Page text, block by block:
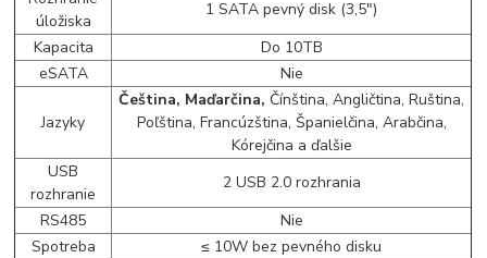
úložiska
1 SATA pevný disk (3,5")
Kapacita
Do 10TB
eSATA
Nie
Jazyky
Čeština, Maďarčina, Čínština, Angličtina, Ruština,
Poľština, Francúzština, Španielčina, Arabčina,
Kórejčina a ďalšie
USB
rozhranie
2 USB 2.0 rozhrania
RS485
Nie
Spotreba
≤ 10W bez pevného disku